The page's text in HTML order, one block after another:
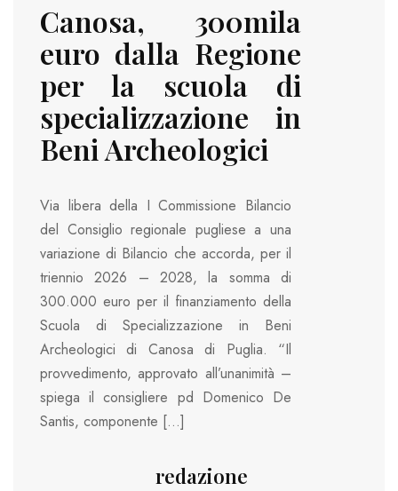
Canosa, 300mila
euro dalla Regione
per la scuola di
specializzazione in
Beni Archeologici
Via libera della I Commissione Bilancio
del Consiglio regionale pugliese a una
variazione di Bilancio che accorda, per il
triennio 2026 – 2028, la somma di
300.000 euro per il finanziamento della
Scuola di Specializzazione in Beni
Archeologici di Canosa di Puglia. “Il
provvedimento, approvato all’unanimità –
spiega il consigliere pd Domenico De
Santis, componente […]
redazione